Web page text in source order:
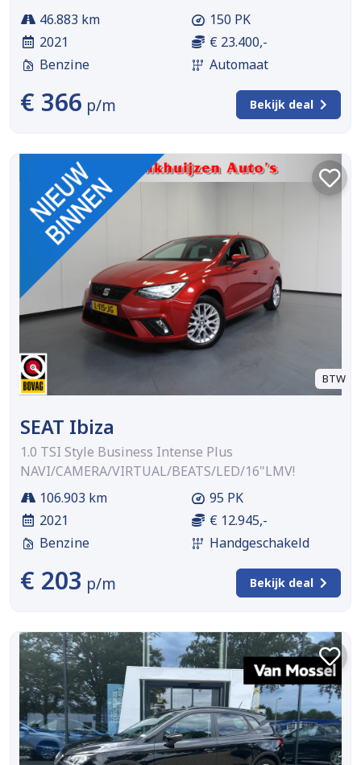
46.883 km
2021
Benzine
150 PK
€ 23.400,-
Automaat
€ 366 p/m Bekijk deal
BTW
SEAT Ibiza
1.0 TSI Style Business Intense Plus
NAVI/CAMERA/VIRTUAL/BEATS/LED/16"LMV!
106.903 km
2021
Benzine
95 PK
€ 12.945,-
Handgeschakeld
€ 203 p/m Bekijk deal